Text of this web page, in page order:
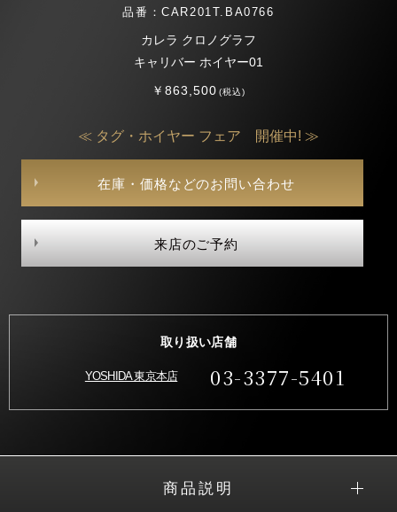
品番：CAR201T.BA0766
カレラ クロノグラフ
キャリバー ホイヤー01
￥863,500(税込)
≪ タグ・ホイヤー フェア 開催中! ≫
在庫・価格などのお問い合わせ
来店のご予約
取り扱い店舗
YOSHIDA 東京本店 03-3377-5401
商品説明